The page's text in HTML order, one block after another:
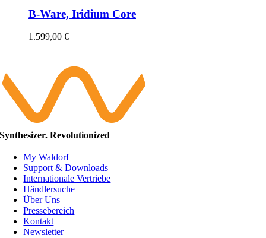
B-Ware, Iridium Core
1.599,00 €
Synthesizer. Revolutionized
My Waldorf
Support & Downloads
Internationale Vertriebe
Händlersuche
Über Uns
Pressebereich
Kontakt
Newsletter